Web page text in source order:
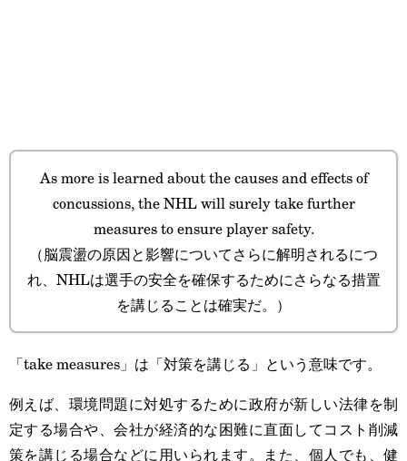
As more is learned about the causes and effects of
concussions, the NHL will surely take further
measures to ensure player safety.
（脳震盪の原因と影響についてさらに解明されるにつ
れ、NHLは選手の安全を確保するためにさらなる措置
を講じることは確実だ。）
「take measures」は「対策を講じる」という意味です。
例えば、環境問題に対処するために政府が新しい法律を制
定する場合や、会社が経済的な困難に直面してコスト削減
策を講じる場合などに用いられます。また、個人でも、健